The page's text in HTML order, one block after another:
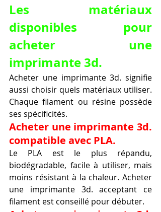
Les matériaux
disponibles pour
acheter une
imprimante 3d.
Acheter une imprimante 3d. signifie
aussi choisir quels matériaux utiliser.
Chaque filament ou résine possède
ses spécificités.
Acheter une imprimante 3d.
compatible avec PLA.
Le PLA est le plus répandu,
biodégradable, facile à utiliser, mais
moins résistant à la chaleur. Acheter
une imprimante 3d. acceptant ce
filament est conseillé pour débuter.